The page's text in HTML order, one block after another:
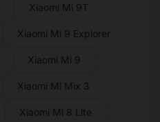
Xiaomi Mi 9T
Xiaomi Mi 9 Explorer
Xiaomi Mi 9
Xiaomi Mi Mix 3
Xiaomi Mi 8 Lite